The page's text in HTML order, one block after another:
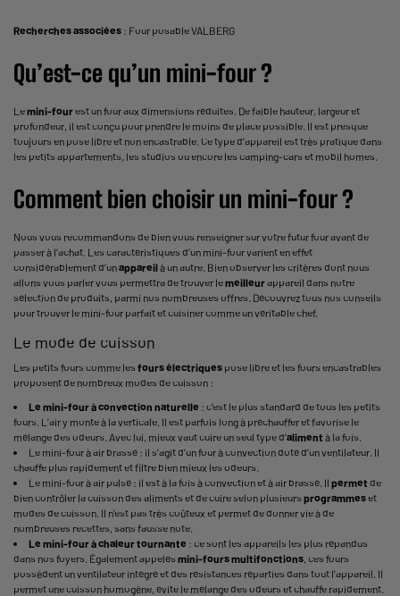
Recherches associées : Four posable VALBERG
Qu’est-ce qu’un mini-four ?
Lemini-fourest un four aux dimensions réduites. De faible hauteur, largeur et
profondeur, il est conçu pour prendre le moins de place possible. Il est presque
toujours en pose libre et non encastrable. Ce type d’appareil est très pratique dans
les petits appartements, les studios ou encore les camping-cars et mobil homes.
Comment bien choisir un mini-four ?
Nous vous recommandons de bien vous renseigner sur votre futur four avant de
passer à l’achat. Les caractéristiques d’un mini-four varient en effet
considérablement d’unappareilà un autre. Bien observer les critères dont nous
allons vous parler vous permettra de trouver lemeilleurappareil dans notre
sélection de produits, parmi nos nombreuses offres. Découvrez tous nos conseils
pour trouver le mini-four parfait et cuisiner comme un véritable chef.
Le mode de cuisson
Les petits fours comme les fours électriques pose libre et les fours encastrables
proposent de nombreux modes de cuisson :
Le mini-four à convection naturelle : c’est le plus standard de tous les petits
fours. L’air y monte à la verticale. Il est parfois long à préchauffer et favorise le
mélange des odeurs. Avec lui, mieux vaut cuire un seul type d’aliment à la fois.
Le mini-four à air brassé : il s’agit d’un four à convection doté d’un ventilateur. Il
chauffe plus rapidement et filtre bien mieux les odeurs.
Le mini-four à air pulsé : il est à la fois à convection et à air brassé. Il permet de
bien contrôler la cuisson des aliments et de cuire selon plusieurs programmeset
modes de cuisson. Il n’est pas très coûteux et permet de donner vie à de
nombreuses recettes, sans fausse note.
Le mini-four à chaleur tournante : ce sont les appareils les plus répandus
dans nos foyers. Également appelés mini-fours multifonctions , ces fours
possèdent un ventilateur intégré et des résistances réparties dans tout l’appareil. Il
permet une cuisson homogène, évite le mélange des odeurs et chauffe rapidement.